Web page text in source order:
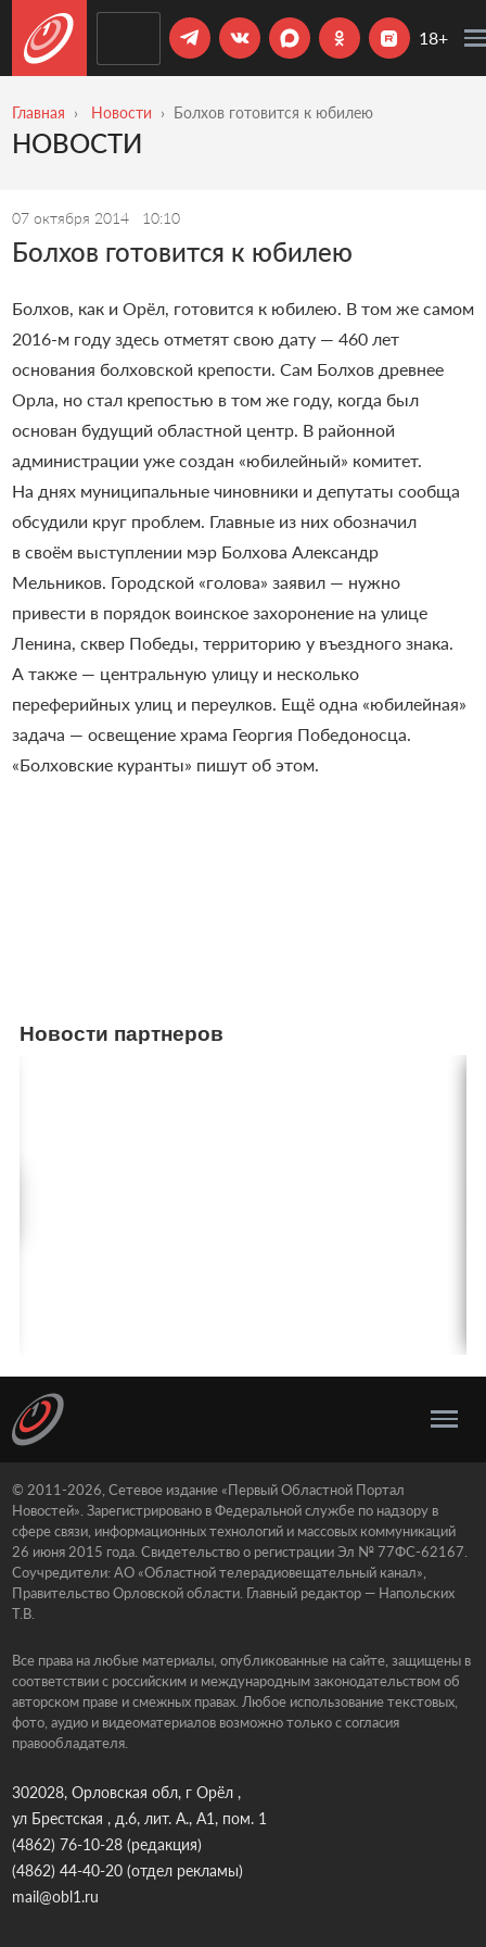
18+
Главная Новости ​Болхов готовится к юбилею
НОВОСТИ
07 октября 2014 10:10
​Болхов готовится к юбилею
Болхов, как и Орёл, готовится к юбилею. В том же самом
2016-м году здесь отметят свою дату — 460 лет
основания болховской крепости. Сам Болхов древнее
Орла, но стал крепостью в том же году, когда был
основан будущий областной центр. В районной
администрации уже создан «юбилейный» комитет.
На днях муниципальные чиновники и депутаты сообща
обсудили круг проблем. Главные из них обозначил
в своём выступлении мэр Болхова Александр
Мельников. Городской «голова» заявил — нужно
привести в порядок воинское захоронение на улице
Ленина, сквер Победы, территорию у въездного знака.
А также — центральную улицу и несколько
переферийных улиц и переулков. Ещё одна «юбилейная»
задача — освещение храма Георгия Победоносца.
«Болховские куранты» пишут об этом.
Новости партнеров
© 2011-2026, Сетевое издание «Первый Областной Портал
Новостей». Зарегистрировано в Федеральной службе по надзору в
сфере связи, информационных технологий и массовых коммуникаций
26 июня 2015 года. Свидетельство о регистрации Эл № 77ФС-62167.
Соучредители: АО «Областной телерадиовещательный канал»,
Правительство Орловской области. Главный редактор — Напольских
Т.В.
Все права на любые материалы, опубликованные на сайте, защищены в
соответствии с российским и международным законодательством об
авторском праве и смежных правах. Любое использование текстовых,
фото, аудио и видеоматериалов возможно только с согласия
правообладателя.
302028, Орловская обл, г Орёл ,
ул Брестская , д.6, лит. А., А1, пом. 1
(4862) 76-10-28(редакция)
(4862) 44-40-20(отдел рекламы)
mail@obl1.ru